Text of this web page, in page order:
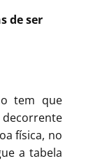
de ser
tem que
física, no
a tabela